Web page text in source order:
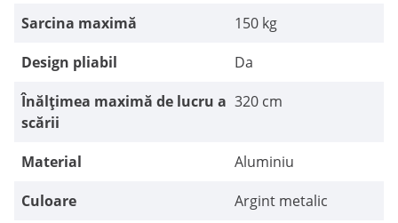
Sarcina maximă
150 kg
Design pliabil
Da
Înălțimea maximă de lucru a
scării
320 cm
Material
Aluminiu
Culoare
Argint metalic